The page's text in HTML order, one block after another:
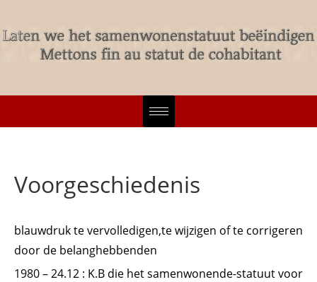
Voorgeschiedenis
blauwdruk te vervolledigen,te wijzigen of te corrigeren
door de belanghebbenden
1980 – 24.12 : K.B die het samenwonende-statuut voor